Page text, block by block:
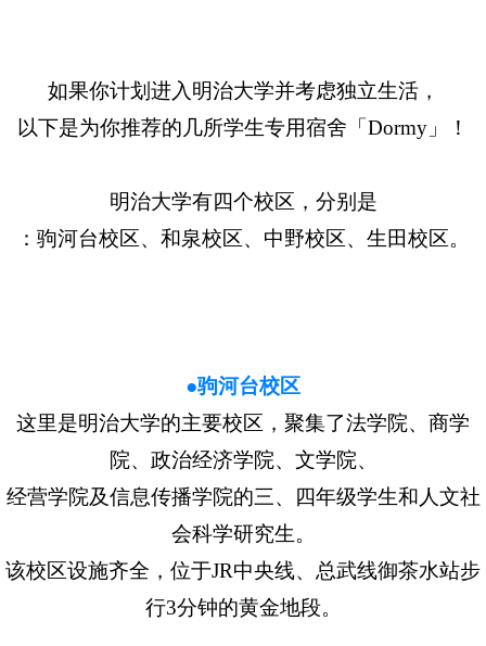
如果你计划进入明治大学并考虑独立生活，
以下是为你推荐的几所学生专用宿舍「Dormy」！
明治大学有四个校区，分别是
：驹河台校区、和泉校区、中野校区、生田校区。
●驹河台校区
这里是明治大学的主要校区，聚集了法学院、商学
院、政治经济学院、文学院、
经营学院及信息传播学院的三、四年级学生和人文社
会科学研究生。
该校区设施齐全，位于JR中央线、总武线御茶水站步
行3分钟的黄金地段。